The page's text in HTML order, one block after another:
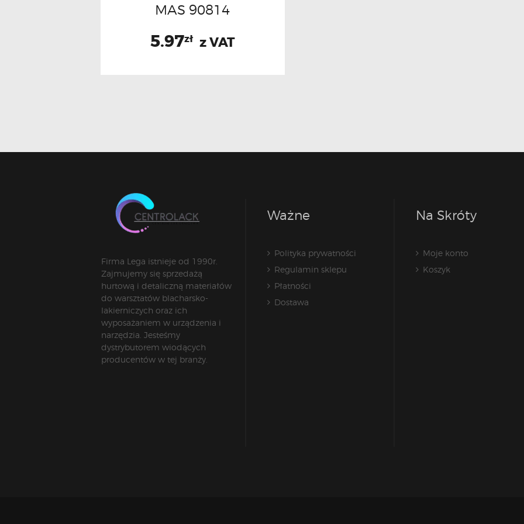
MAS 90814
5.97zł z VAT
Firma Lega istnieje od 1990r.
Zajmujemy się sprzedażą
hurtową i detaliczną materiałów
do warsztatów blacharsko-
lakierniczych oraz ich
wyposażaniem w urządzenia i
narzędzia. Jesteśmy
dystrybutorem wiodących
producentów w tej branży.
Ważne
Polityka prywatności
Regulamin sklepu
Płatności
Dostawa
Na Skróty
Moje konto
Koszyk